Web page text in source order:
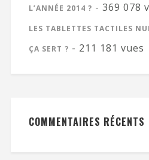
L’ANNÉE 2014 ? - 369 078
LES TABLETTES TACTILES
ÇA SERT ? - 211 181 vues
COMMENTAIRES RÉCENTS